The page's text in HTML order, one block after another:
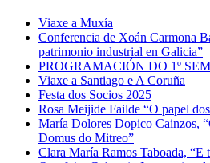
Viaxe a Muxía
Conferencia de Xoán Carmona
patrimonio industrial en Galicia”
PROGRAMACIÓN DO 1º
Viaxe a Santiago e A Coruña
Festa dos Socios 2025
Rosa Meijide Failde “O papel
María Dolores Dopico Cainzos,
Domus do Mitreo”
Clara María Ramos Taboada, “E